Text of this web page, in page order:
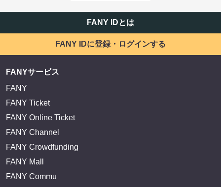
FANY IDとは
FANY IDに登録・ログインする
FANYサービス
FANY
FANY Ticket
FANY Online Ticket
FANY Channel
FANY Crowdfunding
FANY Mall
FANY Commu